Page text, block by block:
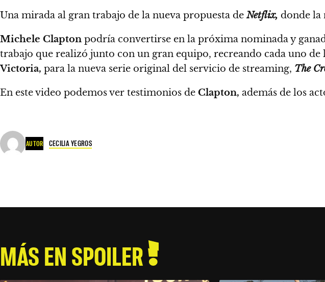
Una mirada al gran trabajo de la nueva propuesta deNetflix, donde la
Michele Clapton podría convertirse en la próxima nominada y
trabajo que realizó junto con un gran equipo, recreando cada uno de
Victoria, para la nueva serie original del servicio de streaming, The
En este video podemos ver testimonios de Clapton, además de los
AUTOR CECILIA YEGROS
MÁS EN SPOILER